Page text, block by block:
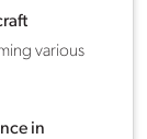
various
in